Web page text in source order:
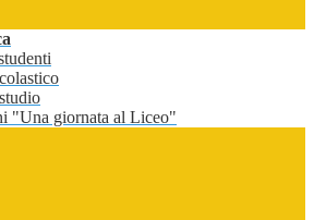
"Una giornata al Liceo"